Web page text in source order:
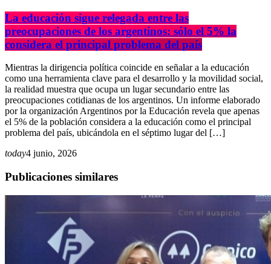
La educación sigue relegada entre las
preocupaciones de los argentinos: sólo el 5% la
considera el principal problema del país
Mientras la dirigencia política coincide en señalar a la educación
como una herramienta clave para el desarrollo y la movilidad social,
la realidad muestra que ocupa un lugar secundario entre las
preocupaciones cotidianas de los argentinos. Un informe elaborado
por la organización Argentinos por la Educación revela que apenas
el 5% de la población considera a la educación como el principal
problema del país, ubicándola en el séptimo lugar del […]
today4 junio, 2026
Publicaciones similares